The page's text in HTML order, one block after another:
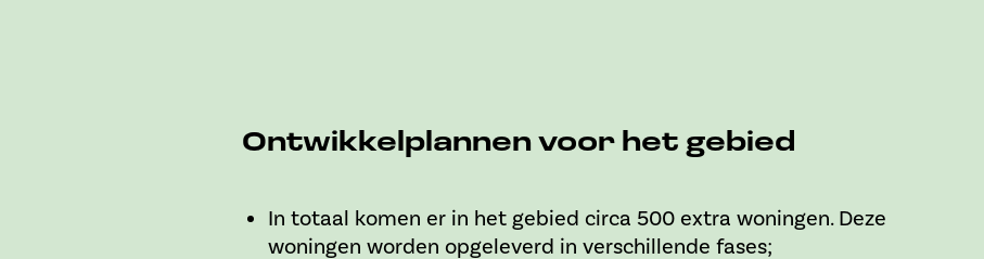
Ontwikkelplannen voor het gebied
In totaal komen er in het gebied circa 500 extra woningen. Deze
woningen worden opgeleverd in verschillende fases;